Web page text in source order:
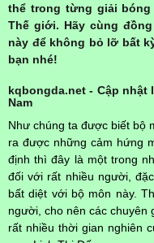
thể trong từng giải
Thế giới. Hãy cùng
này để không bỏ lỡ bất
bạn nhé!
kqbongda.net - Cập
Nam
Như chúng ta được biết bộ
ra được những cảm hứng
định thì đây là một trong
đối với rất nhiều người,
bất diệt với bộ môn này.
người, cho nên các chuyên
rất nhiều thời gian nghiên